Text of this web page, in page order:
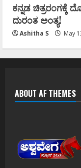
ಕನ್ನಡ ಚಿತ್ರರಂಗಕ್ಕೆ
ದುರಂತ ಅಂತ್ಯ!
Ashitha S May
ABOUT AF THEMES